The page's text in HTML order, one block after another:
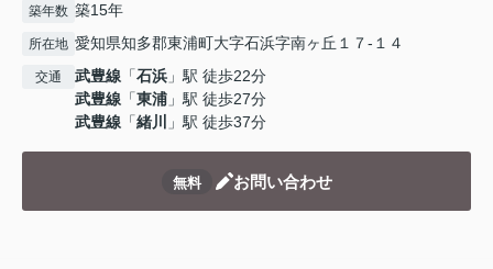
築年数 築15年
所在地 愛知県知多郡東浦町大字石浜字南ヶ丘１７-１４
交通 武豊線 「石浜 」駅 徒歩22分
武豊線 「東浦 」駅 徒歩27分
武豊線 「緒川 」駅 徒歩37分
無料 お問い合わせ